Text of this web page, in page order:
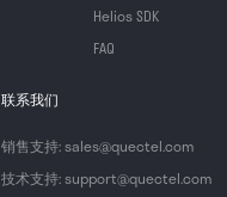
Helios SDK
FAQ
联系我们
销售支持: sales@quectel.com
技术支持: support@quectel.com